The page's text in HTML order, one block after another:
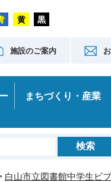
施設のご案内
まちづくり・産業
白山市立図書館中学生ビ